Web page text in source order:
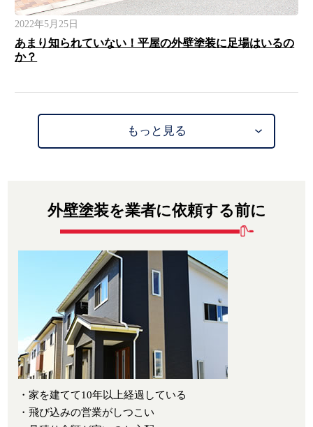
2022年5月25日
あまり知られていない！平屋の外壁塗装に足場はいるの
か？
もっと見る
外壁塗装を業者に依頼する前に
・家を建てて10年以上経過している
・飛び込みの営業がしつこい